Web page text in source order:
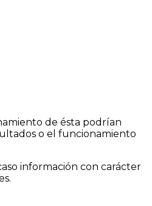
de ésta podrían
o el funcionamiento
información con carácter